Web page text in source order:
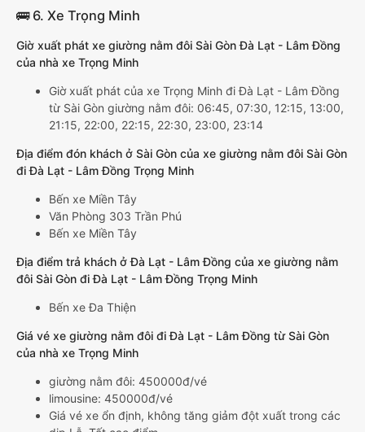
🚌 6. Xe Trọng Minh
Giờ xuất phát xe giường nằm đôi Sài Gòn Đà Lạt - Lâm Đồng
của nhà xe Trọng Minh
Giờ xuất phát của xe Trọng Minh đi Đà Lạt - Lâm Đồng
từ Sài Gòn giường nằm đôi: 06:45, 07:30, 12:15, 13:00,
21:15, 22:00, 22:15, 22:30, 23:00, 23:14
Địa điểm đón khách ở Sài Gòn của xe giường nằm đôi Sài Gòn
đi Đà Lạt - Lâm Đồng Trọng Minh
Bến xe Miền Tây
Văn Phòng 303 Trần Phú
Bến xe Miền Tây
Địa điểm trả khách ở Đà Lạt - Lâm Đồng của xe giường nằm
đôi Sài Gòn đi Đà Lạt - Lâm Đồng Trọng Minh
Bến xe Đa Thiện
Giá vé xe giường nằm đôi đi Đà Lạt - Lâm Đồng từ Sài Gòn
của nhà xe Trọng Minh
giường nằm đôi: 450000đ/vé
limousine: 450000đ/vé
Giá vé xe ổn định, không tăng giảm đột xuất trong các